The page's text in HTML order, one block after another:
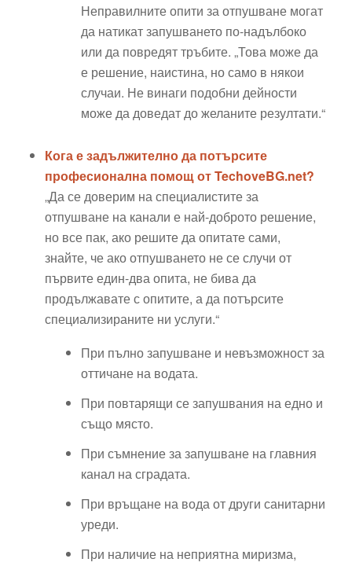
Неправилните опити за отпушване могат
да натикат запушването по-надълбоко
или да повредят тръбите. „Това може да
е решение, наистина, но само в някои
случаи. Не винаги подобни дейности
може да доведат до желаните резултати.“
Кога е задължително да потърсите
професионална помощ от TechoveBG.net?
„Да се доверим на специалистите за
отпушване на канали е най-доброто решение,
но все пак, ако решите да опитате сами,
знайте, че ако отпушването не се случи от
първите един-два опита, не бива да
продължавате с опитите, а да потърсите
специализираните ни услуги.“
При пълно запушване и невъзможност за
оттичане на водата.
При повтарящи се запушвания на едно и
също място.
При съмнение за запушване на главния
канал на сградата.
При връщане на вода от други санитарни
уреди.
При наличие на неприятна миризма,